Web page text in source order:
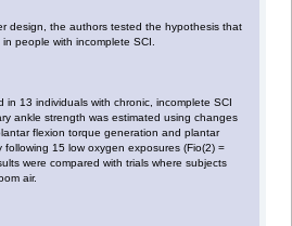
design, the authors tested the hypothesis that
people with incomplete SCI.
in 13 individuals with chronic, incomplete SCI
ankle strength was estimated using changes
flexion torque generation and plantar
following 15 low oxygen exposures (Fio(2) =
were compared with trials where subjects
air.